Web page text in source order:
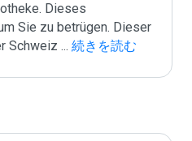
Dieses
Sie zu betrügen. Dieser
Schweiz ... 続きを読む